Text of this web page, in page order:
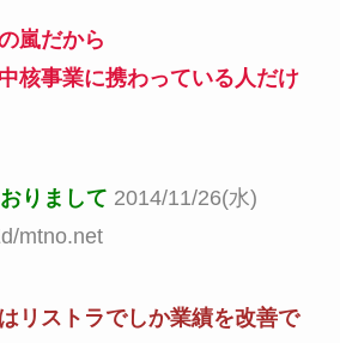
嵐だから
核事業に携わっている人だけ
りまして 2014/11/26(水)
mtno.net
リストラでしか業績を改善で